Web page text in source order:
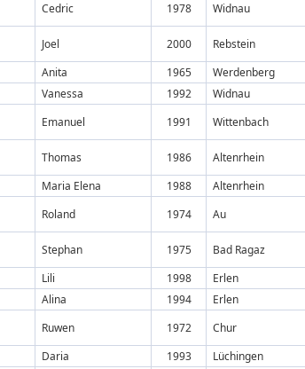
Cedric 1978 Widnau
Joel 2000 Rebstein
Anita 1965 Werdenberg
Vanessa 1992 Widnau
Emanuel 1991 Wittenbach
Thomas 1986 Altenrhein
Maria Elena 1988 Altenrhein
Roland 1974 Au
Stephan 1975 Bad Ragaz
Lili 1998 Erlen
Alina 1994 Erlen
Ruwen 1972 Chur
Daria 1993 Lüchingen